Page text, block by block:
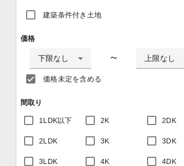
建築条件付き土地
価格
下限なし 〜 上限なし
価格未定を含める
間取り
1LDK以下 2K 2DK
2LDK 3K 3DK
3LDK 4K 4DK